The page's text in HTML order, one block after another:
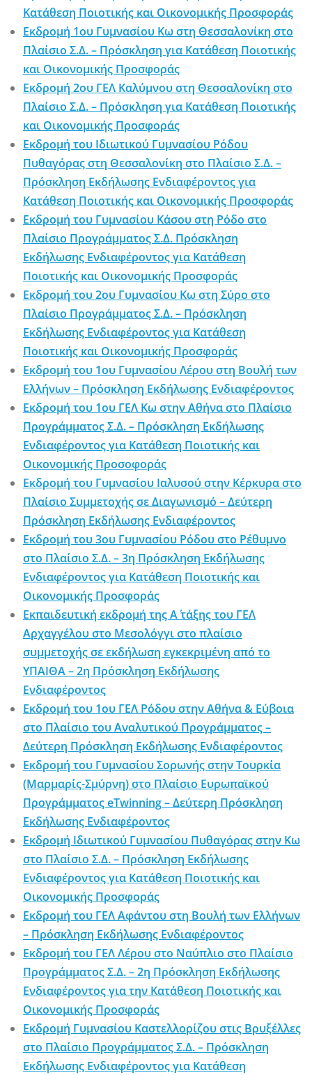
Κατάθεση Ποιοτικής και Οικονομικής Προσφοράς
Εκδρομή 1ου Γυμνασίου Κω στη Θεσσαλονίκη στο
Πλαίσιο Σ.Δ. – Πρόσκληση για Κατάθεση Ποιοτικής
και Οικονομικής Προσφοράς
Εκδρομή 2ου ΓΕΛ Καλύμνου στη Θεσσαλονίκη στο
Πλαίσιο Σ.Δ. – Πρόσκληση για Κατάθεση Ποιοτικής
και Οικονομικής Προσφοράς
Εκδρομή του Ιδιωτικού Γυμνασίου Ρόδου
Πυθαγόρας στη Θεσσαλονίκη στο Πλαίσιο Σ.Δ. –
Πρόσκληση Εκδήλωσης Ενδιαφέροντος για
Κατάθεση Ποιοτικής και Οικονομικής Προσφοράς
Εκδρομή του Γυμνασίου Κάσου στη Ρόδο στο
Πλαίσιο Προγράμματος Σ.Δ. Πρόσκληση
Εκδήλωσης Ενδιαφέροντος για Κατάθεση
Ποιοτικής και Οικονομικής Προσφοράς
Εκδρομή του 2ου Γυμνασίου Κω στη Σύρο στο
Πλαίσιο Προγράμματος Σ.Δ. – Πρόσκληση
Εκδήλωσης Ενδιαφέροντος για Κατάθεση
Ποιοτικής και Οικονομικής Προσφοράς
Εκδρομή του 1ου Γυμνασίου Λέρου στη Βουλή των
Ελλήνων – Πρόσκληση Εκδήλωσης Ενδιαφέροντος
Εκδρομή του 1ου ΓΕΛ Κω στην Αθήνα στο Πλαίσιο
Προγράμματος Σ.Δ. – Πρόσκληση Εκδήλωσης
Ενδιαφέροντος για Κατάθεση Ποιοτικής και
Οικονομικής Προσοφοράς
Εκδρομή του Γυμνασίου Ιαλυσού στην Κέρκυρα στο
Πλαίσιο Συμμετοχής σε Διαγωνισμό – Δεύτερη
Πρόσκληση Εκδήλωσης Ενδιαφέροντος
Εκδρομή του 3ου Γυμνασίου Ρόδου στο Ρέθυμνο
στο Πλαίσιο Σ.Δ. – 3η Πρόσκληση Εκδήλωσης
Ενδιαφέροντος για Κατάθεση Ποιοτικής και
Οικονομικής Προσφοράς
Εκπαιδευτική εκδρομή της Α΄ τάξης του ΓΕΛ
Αρχαγγέλου στο Μεσολόγγι στο πλαίσιο
συμμετοχής σε εκδήλωση εγκεκριμένη από το
ΥΠΑΙΘΑ – 2η Πρόσκληση Εκδήλωσης
Ενδιαφέροντος
Εκδρομή του 1ου ΓΕΛ Ρόδου στην Αθήνα & Εύβοια
στο Πλαίσιο του Αναλυτικού Προγράμματος –
Δεύτερη Πρόσκληση Εκδήλωσης Ενδιαφέροντος
Εκδρομή του Γυμνασίου Σορωνής στην Τουρκία
(Μαρμαρίς-Σμύρνη) στο Πλαίσιο Ευρωπαϊκού
Προγράμματος eTwinning – Δεύτερη Πρόσκληση
Εκδήλωσης Ενδιαφέροντος
Εκδρομή Ιδιωτικού Γυμνασίου Πυθαγόρας στην Κω
στο Πλαίσιο Σ.Δ. – Πρόσκληση Εκδήλωσης
Ενδιαφέροντος για Κατάθεση Ποιοτικής και
Οικονομικής Προσφοράς
Εκδρομή του ΓΕΛ Αφάντου στη Βουλή των Ελλήνων
– Πρόσκληση Εκδήλωσης Ενδιαφέροντος
Εκδρομή του ΓΕΛ Λέρου στο Ναύπλιο στο Πλαίσιο
Προγράμματος Σ.Δ. – 2η Πρόσκληση Εκδήλωσης
Ενδιαφέροντος για την Κατάθεση Ποιοτικής και
Οικονομικής Προσφοράς
Εκδρομή Γυμνασίου Καστελλορίζου στις Βρυξέλλες
στο Πλαίσιο Προγράμματος Σ.Δ. – Πρόσκληση
Εκδήλωσης Ενδιαφέροντος για Κατάθεση